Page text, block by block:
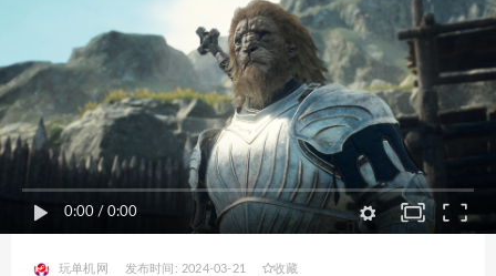
0:00 / 0:00
玩单机网 发布时间: 2024-03-21 收藏